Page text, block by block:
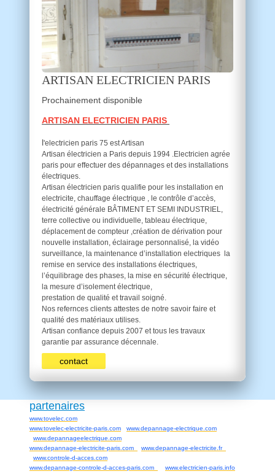
ARTISAN ELECTRICIEN PARIS
Prochainement disponible
ARTISAN ELECTRICIEN PARIS
l'electricien paris 75 est Artisan
Artisan électricien a Paris depuis 1994 .Electricien agrée
paris pour effectuer des dépannages et des installations
électriques.
Artisan électricien paris qualifie pour les installation en
electricite, chauffage électrique , le contrôle d’accès,
électricité générale BÂTIMENT ET SEMI INDUSTRIEL,
terre collective ou individuelle, tableau électrique,
déplacement de compteur ,création de dérivation pour
nouvelle installation, éclairage personnalisé, la vidéo
surveillance, la maintenance d’installation electriques la
remise en service des installations électriques,
l’équilibrage des phases, la mise en sécurité électrique,
la mesure d’isolement électrique,
prestation de qualité et travail soigné.
Nos refernces clients attestes de notre savoir faire et
qualité des matériaux utilises.
Artisan confiance depuis 2007 et tous les travaux
garantie par assurance décennale.
contact
partenaires
www.tovelec.com
www.tovelec-electricite-paris.com
www.depannage-electrique.com
www.depannageelectrique.com
www.depannage-electricite-paris.com
www.depannage-electricite.fr
www.controle-d-acces.com
www.depannage-controle-d-acces-paris.com
www.electricien-paris.info